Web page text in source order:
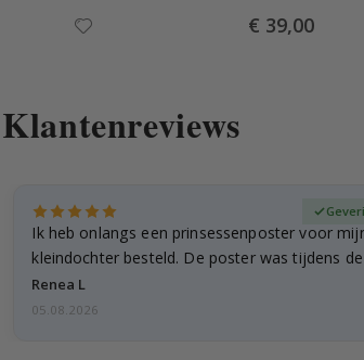
Special
Price
€ 39,00
Klantenreviews
Ik heb onlangs een prinsessenposter voor
kleindochter besteld. De poster was tijdens
licht…
Renea L
05.08.2026